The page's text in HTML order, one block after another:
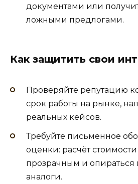
документами или
ложными предлогами.
Как защитить свои
Проверяйте репутацию
срок работы на рынке,
реальных кейсов.
Требуйте письменное
оценки: расчёт
прозрачным и
аналоги.